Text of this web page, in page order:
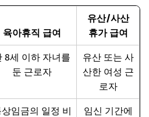
육아휴직 급여
유산/사산
휴가 급여
8세 이하 자녀를
둔 근로자
유산 또는 사
산한 여성 근
로자
상임금의 일정 비
임신 기간에